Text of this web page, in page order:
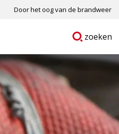
Door het oog van de brandweer
Ga
zoeken